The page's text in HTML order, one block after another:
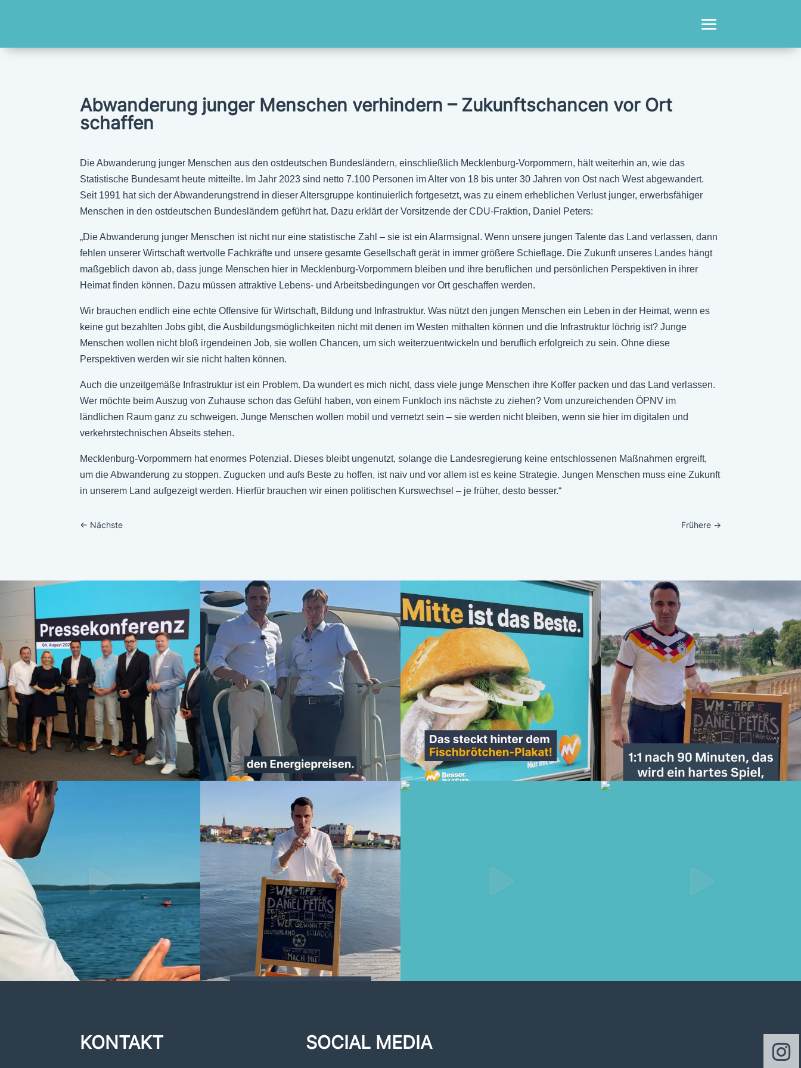
Abwanderung junger Menschen verhindern – Zukunftschancen vor Ort
schaffen
Die Abwanderung junger Menschen aus den ostdeutschen Bundesländern, einschließlich Mecklenburg-Vorpommern, hält weiterhin an, wie das
Statistische Bundesamt heute mitteilte. Im Jahr 2023 sind netto 7.100 Personen im Alter von 18 bis unter 30 Jahren von Ost nach West abgewandert.
Seit 1991 hat sich der Abwanderungstrend in dieser Altersgruppe kontinuierlich fortgesetzt, was zu einem erheblichen Verlust junger, erwerbsfähiger
Menschen in den ostdeutschen Bundesländern geführt hat. Dazu erklärt der Vorsitzende der CDU-Fraktion, Daniel Peters:
„Die Abwanderung junger Menschen ist nicht nur eine statistische Zahl – sie ist ein Alarmsignal. Wenn unsere jungen Talente das Land verlassen, dann
fehlen unserer Wirtschaft wertvolle Fachkräfte und unsere gesamte Gesellschaft gerät in immer größere Schieflage. Die Zukunft unseres Landes hängt
maßgeblich davon ab, dass junge Menschen hier in Mecklenburg-Vorpommern bleiben und ihre beruflichen und persönlichen Perspektiven in ihrer
Heimat finden können. Dazu müssen attraktive Lebens- und Arbeitsbedingungen vor Ort geschaffen werden.
Wir brauchen endlich eine echte Offensive für Wirtschaft, Bildung und Infrastruktur. Was nützt den jungen Menschen ein Leben in der Heimat, wenn es
keine gut bezahlten Jobs gibt, die Ausbildungsmöglichkeiten nicht mit denen im Westen mithalten können und die Infrastruktur löchrig ist? Junge
Menschen wollen nicht bloß irgendeinen Job, sie wollen Chancen, um sich weiterzuentwickeln und beruflich erfolgreich zu sein. Ohne diese
Perspektiven werden wir sie nicht halten können.
Auch die unzeitgemäße Infrastruktur ist ein Problem. Da wundert es mich nicht, dass viele junge Menschen ihre Koffer packen und das Land verlassen.
Wer möchte beim Auszug von Zuhause schon das Gefühl haben, von einem Funkloch ins nächste zu ziehen? Vom unzureichenden ÖPNV im
ländlichen Raum ganz zu schweigen. Junge Menschen wollen mobil und vernetzt sein – sie werden nicht bleiben, wenn sie hier im digitalen und
verkehrstechnischen Abseits stehen.
Mecklenburg-Vorpommern hat enormes Potenzial. Dieses bleibt ungenutzt, solange die Landesregierung keine entschlossenen Maßnahmen ergreift,
um die Abwanderung zu stoppen. Zugucken und aufs Beste zu hoffen, ist naiv und vor allem ist es keine Strategie. Jungen Menschen muss eine Zukunft
in unserem Land aufgezeigt werden. Hierfür brauchen wir einen politischen Kurswechsel – je früher, desto besser.“
← Nächste Frühere→
KONTAKT SOCIAL MEDIA